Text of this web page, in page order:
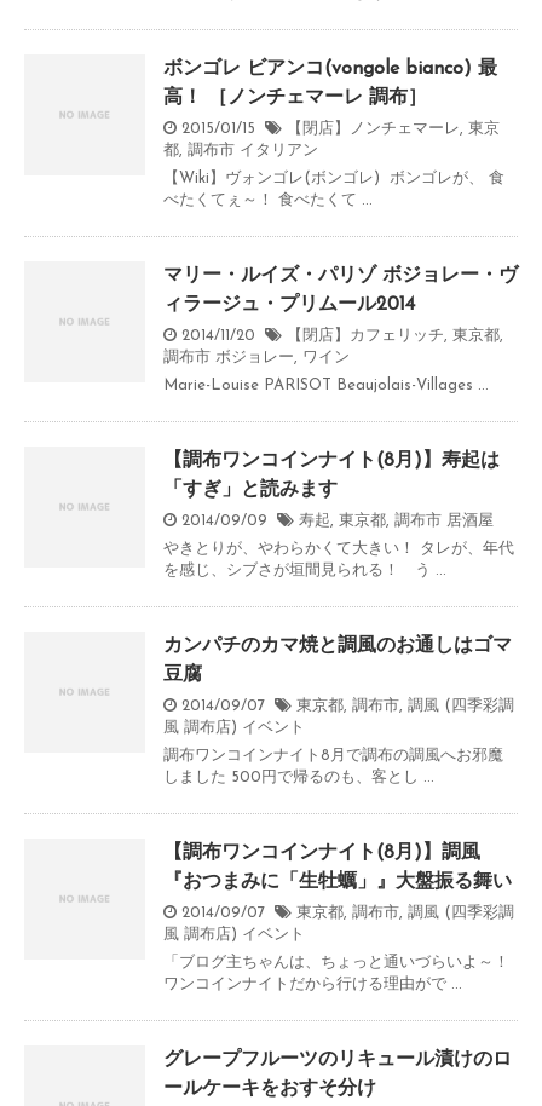
ボンゴレ ビアンコ(vongole bianco) 最
高！ ［ノンチェマーレ 調布］
2015/01/15 【閉店】ノンチェマーレ, 東京
都, 調布市 イタリアン
【Wiki】ヴォンゴレ(ボンゴレ) ボンゴレが、 食
べたくてぇ～！ 食べたくて ...
マリー・ルイズ・パリゾ ボジョレー・ヴ
ィラージュ・プリムール2014
2014/11/20 【閉店】カフェリッチ, 東京都,
調布市 ボジョレー, ワイン
Marie-Louise PARISOT Beaujolais-Villages ...
【調布ワンコインナイト(8月)】寿起は
「すぎ」と読みます
2014/09/09 寿起, 東京都, 調布市 居酒屋
やきとりが、やわらかくて大きい！ タレが、年代
を感じ、シブさが垣間見られる！ う ...
カンパチのカマ焼と調風のお通しはゴマ
豆腐
2014/09/07 東京都, 調布市 , 調風 (四季彩調
風 調布店) イベント
調布ワンコインナイト8月で調布の調風へお邪魔
しました 500円で帰るのも、客とし ...
【調布ワンコインナイト(8月)】調風
『おつまみに「生牡蠣」』大盤振る舞い
2014/09/07 東京都, 調布市 , 調風 (四季彩調
風 調布店) イベント
「ブログ主ちゃんは、ちょっと通いづらいよ～！
ワンコインナイトだから行ける理由がで ...
グレープフルーツのリキュール漬けのロ
ールケーキをおすそ分け